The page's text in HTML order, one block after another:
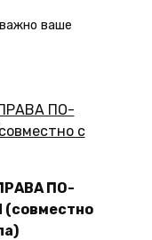
ваше
ПО-